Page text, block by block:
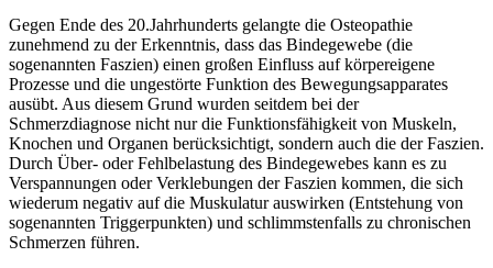
Gegen Ende des 20.Jahrhunderts gelangte die Osteopathie
zunehmend zu der Erkenntnis, dass das Bindegewebe (die
sogenannten Faszien) einen großen Einfluss auf körpereigene
Prozesse und die ungestörte Funktion des Bewegungsapparates
ausübt. Aus diesem Grund wurden seitdem bei der
Schmerzdiagnose nicht nur die Funktionsfähigkeit von Muskeln,
Knochen und Organen berücksichtigt, sondern auch die der Faszien.
Durch Über- oder Fehlbelastung des Bindegewebes kann es zu
Verspannungen oder Verklebungen der Faszien kommen, die sich
wiederum negativ auf die Muskulatur auswirken (Entstehung von
sogenannten Triggerpunkten) und schlimmstenfalls zu chronischen
Schmerzen führen.